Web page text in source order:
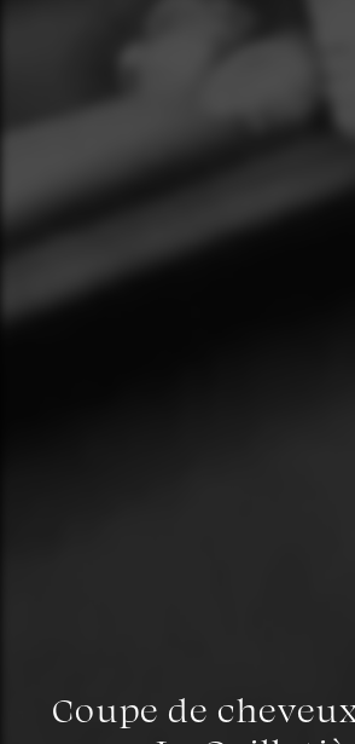
Coupe de